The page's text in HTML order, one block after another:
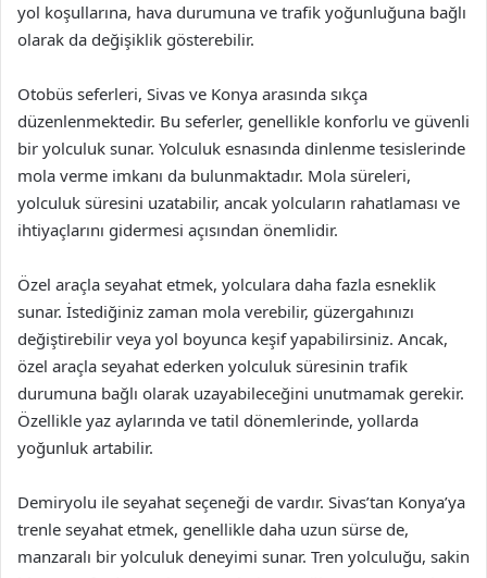
yol koşullarına, hava durumuna ve trafik yoğunluğuna bağlı
olarak da değişiklik gösterebilir.
Otobüs seferleri, Sivas ve Konya arasında sıkça
düzenlenmektedir. Bu seferler, genellikle konforlu ve güvenli
bir yolculuk sunar. Yolculuk esnasında dinlenme tesislerinde
mola verme imkanı da bulunmaktadır. Mola süreleri,
yolculuk süresini uzatabilir, ancak yolcuların rahatlaması ve
ihtiyaçlarını gidermesi açısından önemlidir.
Özel araçla seyahat etmek, yolculara daha fazla esneklik
sunar. İstediğiniz zaman mola verebilir, güzergahınızı
değiştirebilir veya yol boyunca keşif yapabilirsiniz. Ancak,
özel araçla seyahat ederken yolculuk süresinin trafik
durumuna bağlı olarak uzayabileceğini unutmamak gerekir.
Özellikle yaz aylarında ve tatil dönemlerinde, yollarda
yoğunluk artabilir.
Demiryolu ile seyahat seçeneği de vardır. Sivas’tan Konya’ya
trenle seyahat etmek, genellikle daha uzun sürse de,
manzaralı bir yolculuk deneyimi sunar. Tren yolculuğu, sakin